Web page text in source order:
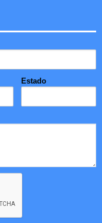
Estado